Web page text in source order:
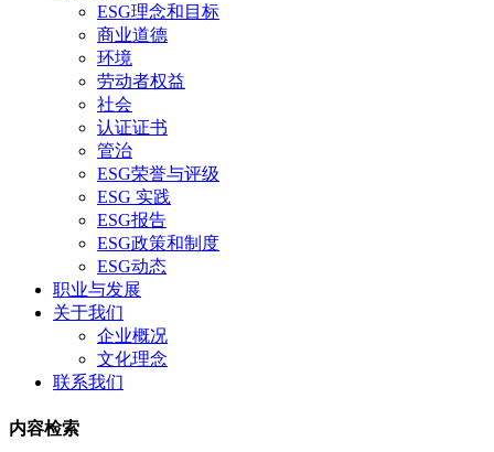
ESG理念和目标
商业道德
环境
劳动者权益
社会
认证证书
管治
ESG荣誉与评级
ESG 实践
ESG报告
ESG政策和制度
ESG动态
职业与发展
关于我们
企业概况
文化理念
联系我们
内容检索